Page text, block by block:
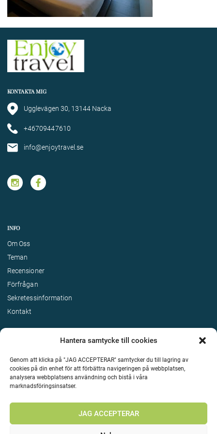
Hantera samtycke till cookies
Genom att klicka på "JAG ACCEPTERAR" samtycker du till lagring av
cookies på din enhet för att förbättra navigeringen på webbplatsen,
analysera webbplatsens användning och bistå i våra
marknadsföringsinsatser.
JAG ACCEPTERAR
KONTAKTA MIG
Ugglevägen 30, 13144 Nacka
+46709447610
info@enjoytravel.se
INFO
Om Oss
Teman
Recensioner
Förfrågan
Sekretessinformation
Kontakt
Upphovsrätt 2026 Enjoy Travel Alla rättigheter reserverade